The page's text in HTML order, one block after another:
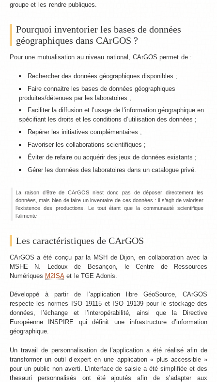
groupe et les rendre publiques.
Pourquoi inventorier les bases de données
géographiques dans CArGOS ?
Pour une mutualisation au niveau national, CArGOS permet de :
Rechercher des données géographiques disponibles ;
Faire connaitre les bases de données géographiques
produites/détenues par les laboratoires ;
Faciliter la diffusion et l’usage de l’information géographique en
spécifiant les droits et les conditions d’utilisation des données ;
Repérer les initiatives complémentaires ;
Favoriser les collaborations scientifiques ;
Éviter de refaire ou acquérir des jeux de données existants ;
Gérer les données des laboratoires dans un catalogue privé.
La raison d’être de CArGOS n’est donc pas de déposer directement les
données, mais bien de faire un inventaire de ces données : il s’agit de valoriser
l’existence des productions. Le tout étant que la communauté scientifique
l’alimente !
Les caractéristiques de CArGOS
CArGOS a été conçu par la MSH de Dijon, en collaboration avec la
MSHE N. Ledoux de Besançon, le Centre de Ressources
Numériques M2ISAet le TGE Adonis.
Développé à partir de l’application libre GéoSource, CArGOS
respecte les normes ISO 19115 et ISO 19139 pour le stockage des
données, l’échange et l’interopérabilité, ainsi que la Directive
Européenne INSPIRE qui définit une infrastructure d’information
géographique.
Un travail de personnalisation de l’application a été réalisé afin de
transformer un outil d’expert en une application « plus accessible »
pour un public non averti. L’interface de saisie a été simplifiée et des
thesauri personnalisés ont été ajoutés afin de s’adapter aux